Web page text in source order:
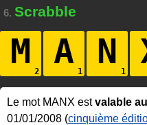
6. Scrabble
M A N
Le mot MANX estvalable
01/01/2008 (cinquième